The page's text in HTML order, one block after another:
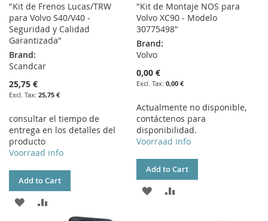
"Kit de Frenos Lucas/TRW
para Volvo S40/V40 -
Seguridad y Calidad
Garantizada"
Brand:
Scandcar
25,75 €
25,75 €
consultar el tiempo de
entrega en los detalles del
producto
Voorraad info
Add to Cart
ADD
"Kit de Montaje NOS para
Volvo XC90 - Modelo
30775498"
Brand:
Volvo
0,00 €
0,00 €
Actualmente no disponible,
contáctenos para
disponibilidad.
Voorraad info
Add to Cart
ADD